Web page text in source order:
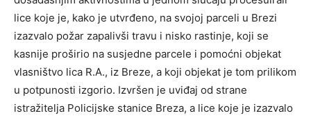
lice koje je, kako je utvrđeno, na svojoj parceli u Brezi
izazvalo požar zapalivši travu i nisko rastinje, koji se
kasnije proširio na susjedne parcele i pomoćni objekat
vlasništvo lica R.A., iz Breze, a koji objekat je tom prilikom
u potpunosti izgorio. Izvršen je uviđaj od strane
istražitelja Policijske stanice Breza, a lice koje je izazvalo